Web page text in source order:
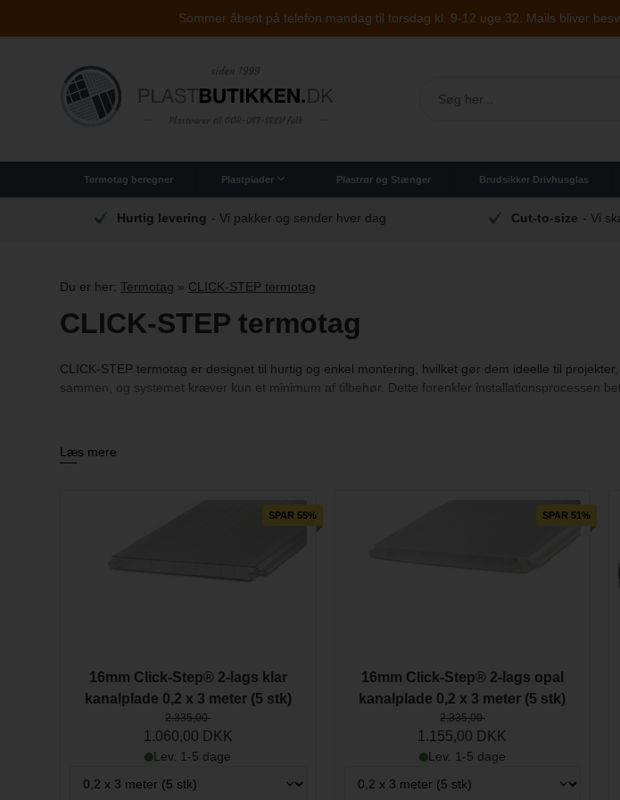
Sommer åbent på telefon mandag til torsdag kl. 9-12 uge 32. Mails bliver
Termotag beregner Plastplader Plastrør og Stænger Brudsikker Drivhusglas
Hurtig levering - Vi pakker og sender hver dag Cut-to-size - Vi
Du er her:Termotag » CLICK-STEP termotag
CLICK-STEP termotag
CLICK-STEP termotag er designet til hurtig og enkel montering, hvilket gør dem ideelle til
sammen, og systemet kræver kun et minimum af tilbehør. Dette forenkler installationsprocessen
og æstetiske præferencer.
Læs mere
SPAR 55%
16mm Click-Step® 2-lags klar
kanalplade 0,2 x 3 meter (5 stk)
2.335,00
1.060,00 DKK
Lev. 1-5 dage
SPAR 51%
16mm Click-Step® 2-lags opal
kanalplade 0,2 x 3 meter (5 stk)
2.335,00
1.155,00 DKK
Lev. 1-5 dage